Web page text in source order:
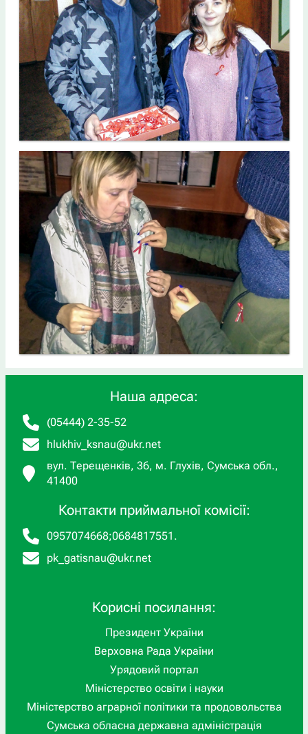
Наша адреса:
(05444) 2-35-52
hlukhiv_ksnau@ukr.net
вул. Терещенків, 36, м. Глухів, Сумська обл.,
41400
Контакти приймальної комісії:
0957074668;0684817551 .
pk_gatisnau@ukr.net
Корисні посилання:
Президент України
Верховна Рада України
Урядовий портал
Міністерство освіти і науки
Міністерство аграрної політики та продовольства
Сумська обласна державна адміністрація